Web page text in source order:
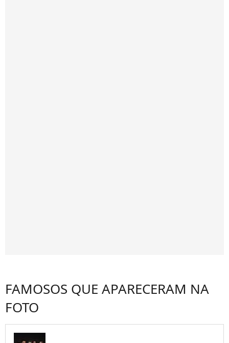
FAMOSOS QUE APARECERAM NA
FOTO